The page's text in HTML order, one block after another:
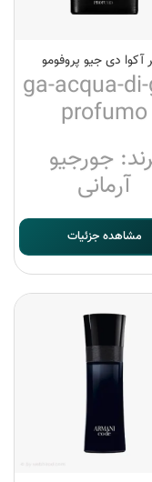
آکوا دی جیو پروفومو
ga-acqua-
profumo
جورجیو
آرمانی
مشاهده جزئیات